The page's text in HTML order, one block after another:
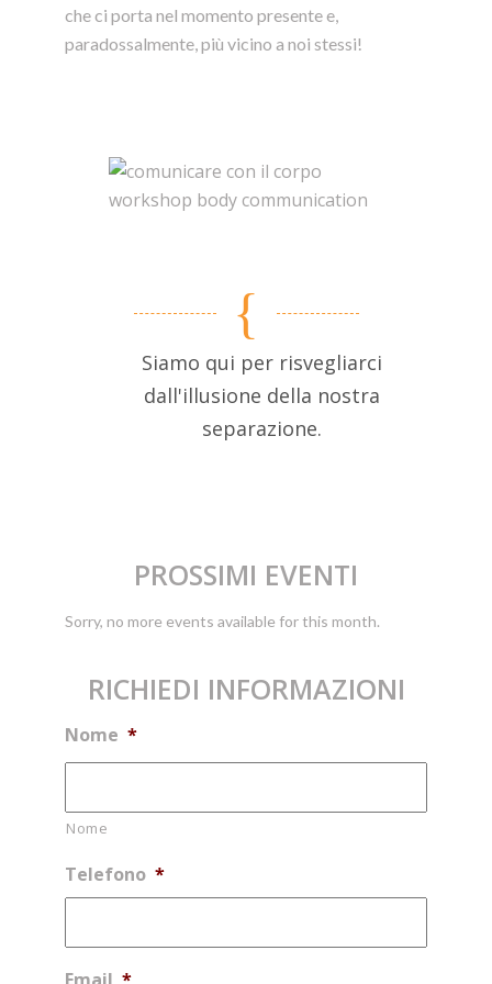
che ci porta nel momento presente e,
paradossalmente, più vicino a noi stessi!
Siamo qui per risvegliarci
dall'illusione della nostra
separazione.
PROSSIMI EVENTI
Sorry, no more events available for this month.
RICHIEDI INFORMAZIONI
Nome *
Nome
Telefono *